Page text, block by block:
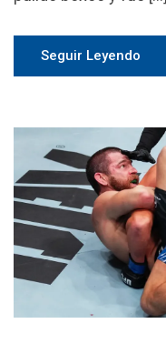
Seguir Leyendo